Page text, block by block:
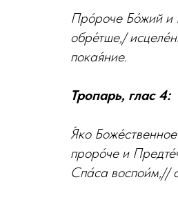
Про́роче Бо́жий и
обре́тше,/
покая́ние.
Тропарь, глас 4:
Я́ко
проро́че и
Спа́са воспои́м,//